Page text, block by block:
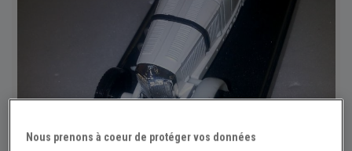
Nous prenons à coeur de protéger vos données